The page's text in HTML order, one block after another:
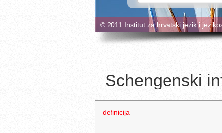
© 2011 Institut za hrvatski jezik i
Schengenski
definicija